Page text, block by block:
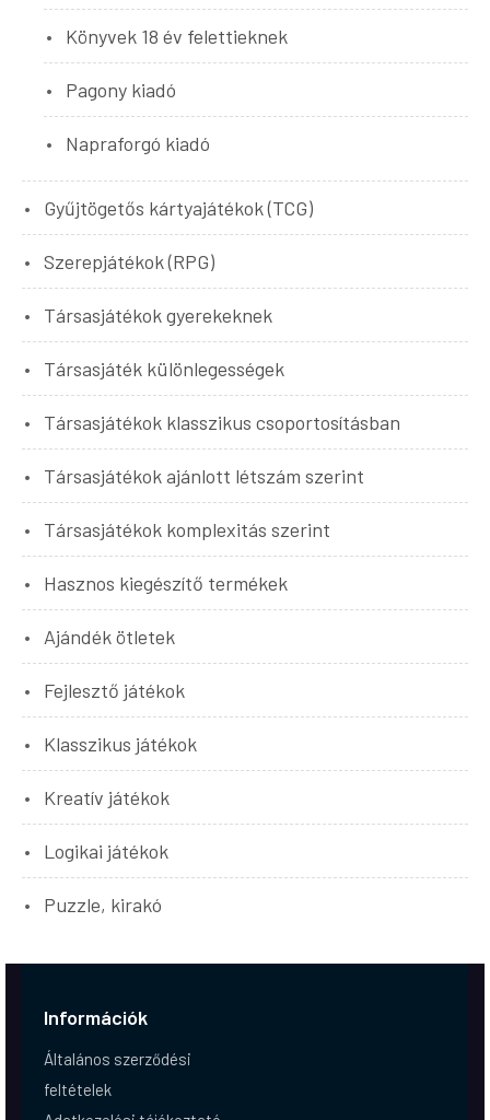
Könyvek 18 év felettieknek
Pagony kiadó
Napraforgó kiadó
Gyűjtögetős kártyajátékok (TCG)
Szerepjátékok (RPG)
Társasjátékok gyerekeknek
Társasjáték különlegességek
Társasjátékok klasszikus csoportosításban
Társasjátékok ajánlott létszám szerint
Társasjátékok komplexitás szerint
Hasznos kiegészítő termékek
Ajándék ötletek
Fejlesztő játékok
Klasszikus játékok
Kreatív játékok
Logikai játékok
Puzzle, kirakó
Információk
Általános szerződési
feltételek